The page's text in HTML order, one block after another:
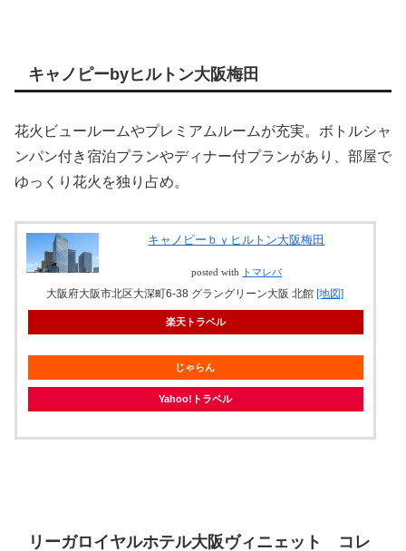
キャノピーbyヒルトン大阪梅田
花火ビュールームやプレミアムルームが充実。ボトルシャ
ンパン付き宿泊プランやディナー付プランがあり、部屋で
ゆっくり花火を独り占め。
キャノピーｂｙヒルトン大阪梅田
posted with トマレバ
大阪府大阪市北区大深町6-38 グラングリーン大阪 北館 [地図]
楽天トラベル
じゃらん
Yahoo!トラベル
リーガロイヤルホテル大阪ヴィニェット コレ